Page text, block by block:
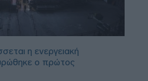
η ενεργειακή
ο πρώτος